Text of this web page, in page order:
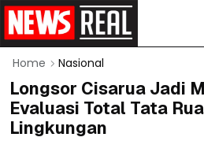
Home Nasional
Longsor Cisarua Jadi
Evaluasi Total Tata
Lingkungan